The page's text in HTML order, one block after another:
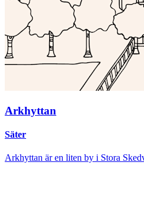
Arkhyttan
Säter
Arkhyttan är en liten by i Stora